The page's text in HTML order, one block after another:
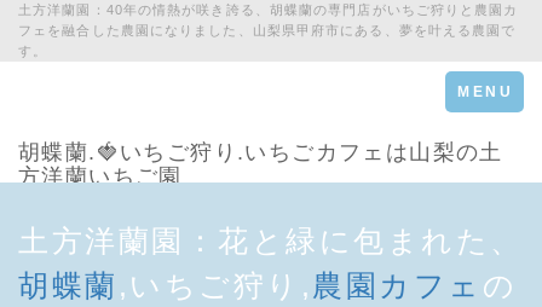
土方洋蘭園：40年の情熱が咲き誇る、胡蝶蘭の専門店がいちご狩りと農園カ
フェを融合した農園になりました、山梨県甲府市にある、夢を叶える農園で
す。
Toggle
navigation
MENU
胡蝶蘭.🍓いちご狩り.いちごカフェは山梨の土
方洋蘭いちご園
土方洋蘭園：花と緑に包まれた、
胡蝶蘭 ,いちご狩り, 農園カフェ の